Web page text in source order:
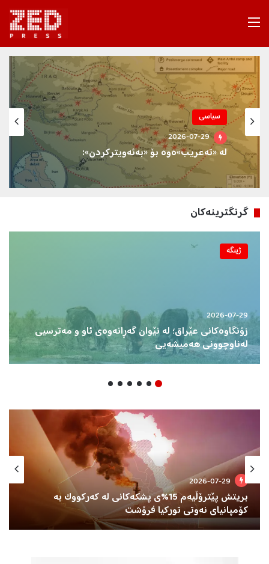
ئابووری
2026-07-29
بریتش پێترۆڵیەم 15%ی پشکەکانی لە کەرکووک
بە کۆمپانیای نەوتی تورکیا فرۆشت
گرنگترینه‌كان
ژینگه‌
2026-07-29
زۆنگاوەکانی عێراق؛ لە نێوان گەڕانەوەی ئاو و مەترسیی
لەناوچوونی هەمیشەیی
2026-07-29
بریتش پێترۆڵیەم 15%ی پشکەکانی لە کەرکووک بە
کۆمپانیای نەوتی تورکیا فرۆشت